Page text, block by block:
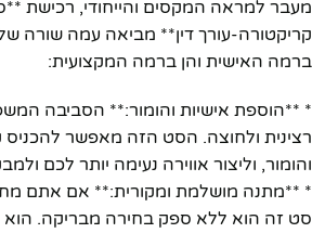
מעבר למראה המקסים והייחודי, רכישת
קריקטורה-עורך דין** מביאה עמה שורה של
ברמה האישית והן ברמה המקצועית:
* **הוספת אישיות והומור:** הסביבה
רצינית ולחוצה. הסט הזה מאפשר להכניס
והומור, וליצור אווירה נעימה יותר לכם
* **מתנה מושלמת ומקורית:** אם אתם
סט זה הוא ללא ספק בחירה מבריקה. הוא